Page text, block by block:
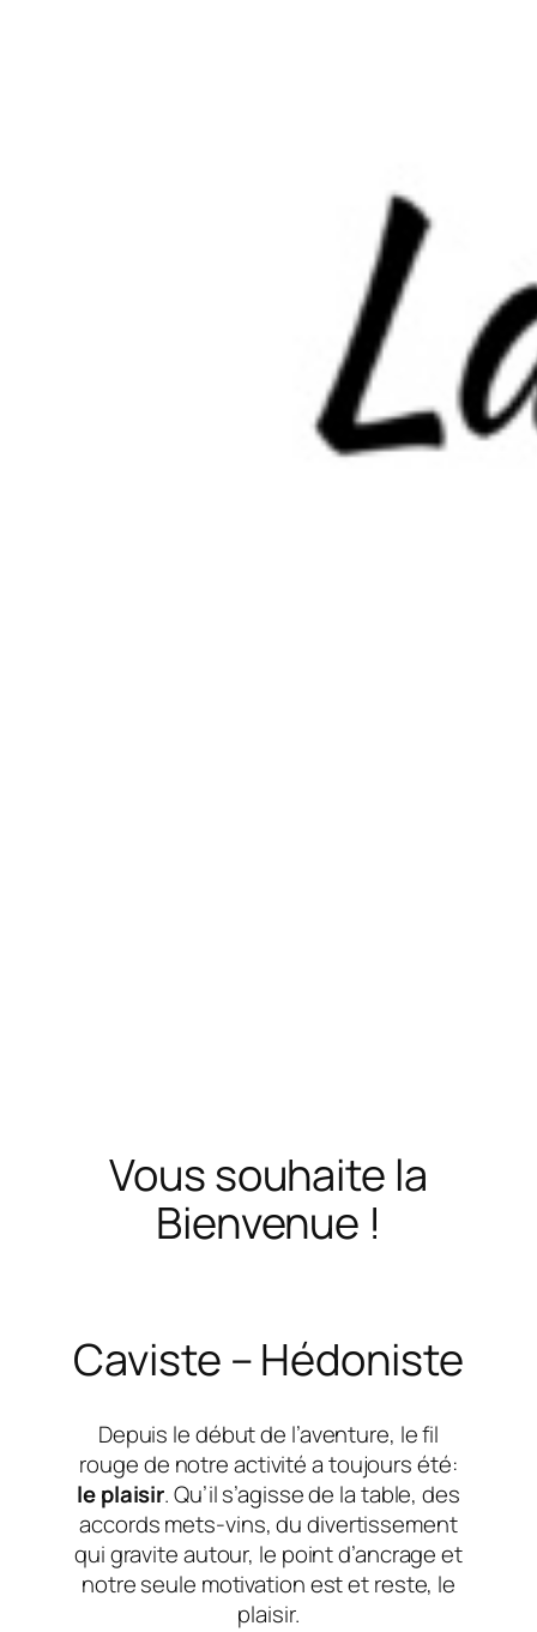
Vous souhaite la
Bienvenue !
Caviste – Hédoniste
Depuis le début de l’aventure, le fil
rouge de notre activité a toujours été:
le plaisir. Qu’il s’agisse de la table, des
accords mets-vins, du divertissement
qui gravite autour, le point d’ancrage et
notre seule motivation est et reste, le
plaisir.